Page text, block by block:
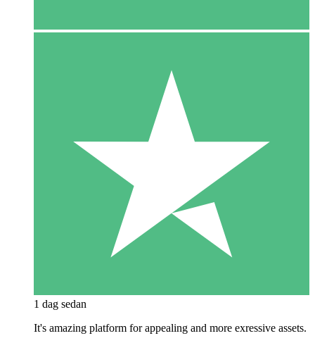
1 dag sedan
It's amazing platform for appealing and more exressive assets.